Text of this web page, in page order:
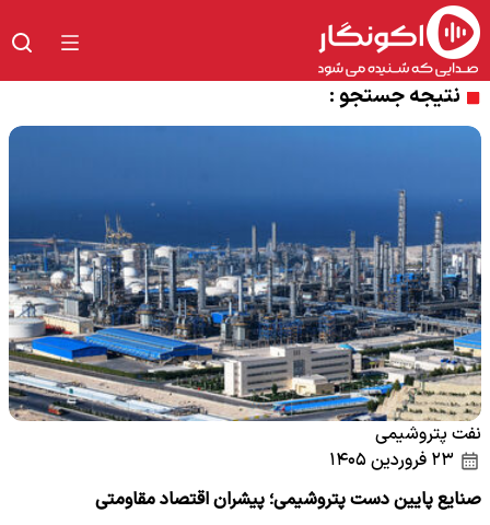
نتیجه جستجو :
نفت پتروشیمی
صنایع پایین دست پتروشیمی؛ پیشران اقتصاد مقاومتی